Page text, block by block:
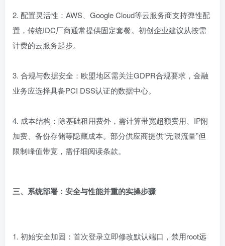
2. 配置灵活性：AWS、Google Cloud等云服务商支持弹性配
置，传统IDC厂商通常提供固定套餐。初创企业建议从按需
计费的云服务起步。
3. 合规与数据安全：欧盟地区需关注GDPR合规要求，金融
业务应选择具备PCI DSS认证的数据中心。
4. 成本结构：除基础租用费外，需计算带宽超额费用、IP附
加费、备份存储等隐藏成本。部分供应商提供“无限流量”但
限制峰值带宽，需仔细阅读条款。
三、系统部署：安全与性能并重的实操步骤
1. 初始安全加固：首次登录立即修改默认端口，禁用root远